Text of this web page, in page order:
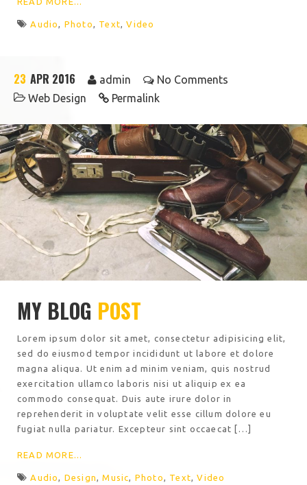
Audio Photo Text ,Video
23 APR 2016 admin
No Comments
Web Design
Permalink
MY BLOG POST
Lorem ipsum dolor sit amet, consectetur adipisicing elit,
sed do eiusmod tempor incididunt ut labore et dolore
magna aliqua. Ut enim ad minim veniam, quis nostrud
exercitation ullamco laboris nisi ut aliquip ex ea
commodo consequat. Duis aute irure dolor in
reprehenderit in voluptate velit esse cillum dolore eu
fugiat nulla pariatur. Excepteur sint occaecat […]
READ MORE...
Audio, Design,Music, Photo, Text,Video